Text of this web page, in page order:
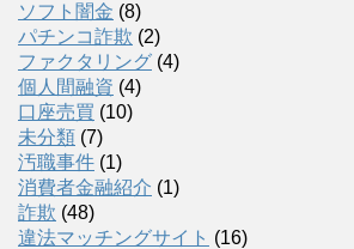
ソフト闇金 (8)
パチンコ詐欺 (2)
ファクタリング (4)
個人間融資 (4)
口座売買 (10)
未分類 (7)
汚職事件 (1)
消費者金融紹介 (1)
詐欺 (48)
違法マッチングサイト (16)